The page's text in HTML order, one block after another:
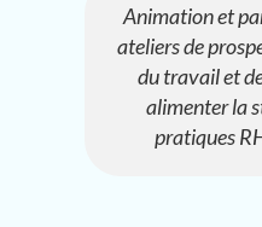
Animation et
ateliers de
du travail et
alimenter la
pratiques